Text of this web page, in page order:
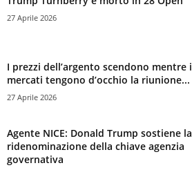
27 Aprile 2026
I prezzi dell’argento scendono mentre i
mercati tengono d’occhio la riunione...
27 Aprile 2026
Agente NICE: Donald Trump sostiene la
ridenominazione della chiave agenzia
governativa